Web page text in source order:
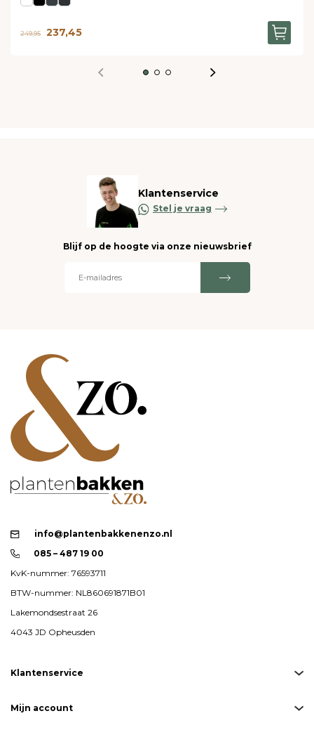
249,95 237,45
Klantenservice
Stel je vraag
Blijf op de hoogte via onze nieuwsbrief
info@plantenbakkenenzo.nl
085 – 487 19 00
KvK-nummer: 76593711
BTW-nummer: NL860691871B01
Lakemondsestraat 26
4043 JD Opheusden
Klantenservice
Mijn account